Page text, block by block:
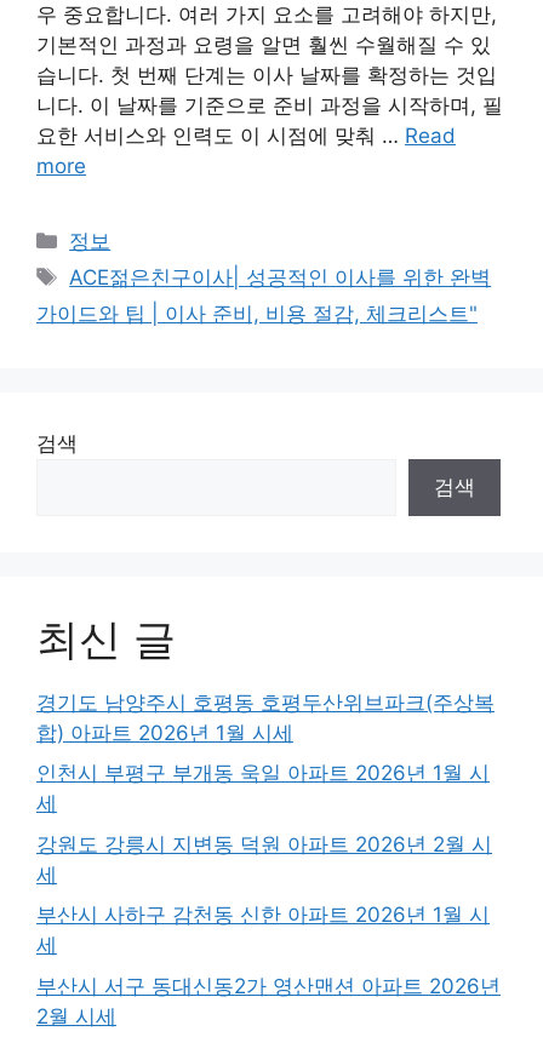
우 중요합니다. 여러 가지 요소를 고려해야 하지만,
기본적인 과정과 요령을 알면 훨씬 수월해질 수 있
습니다. 첫 번째 단계는 이사 날짜를 확정하는 것입
니다. 이 날짜를 기준으로 준비 과정을 시작하며, 필
요한 서비스와 인력도 이 시점에 맞춰 … Read
more
Categories
정보
Tags
ACE젊은친구이사| 성공적인 이사를 위한 완벽
가이드와 팁 | 이사 준비, 비용 절감, 체크리스트"
검색
검색
최신 글
경기도 남양주시 호평동 호평두산위브파크(주상복
합) 아파트 2026년 1월 시세
인천시 부평구 부개동 욱일 아파트 2026년 1월 시
세
강원도 강릉시 지변동 덕원 아파트 2026년 2월 시
세
부산시 사하구 감천동 신한 아파트 2026년 1월 시
세
부산시 서구 동대신동2가 영산맨션 아파트 2026년
2월 시세